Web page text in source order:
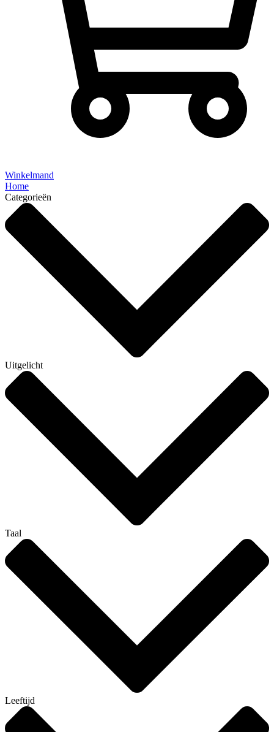
Winkelmand
Home
Categorieën
Uitgelicht
Taal
Leeftijd